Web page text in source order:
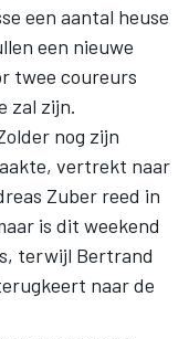
een aantal heuse
een nieuwe
twee coureurs
zal zijn.
nog zijn
vertrekt naar
Zuber reed in
is dit weekend
terwijl Bertrand
naar de